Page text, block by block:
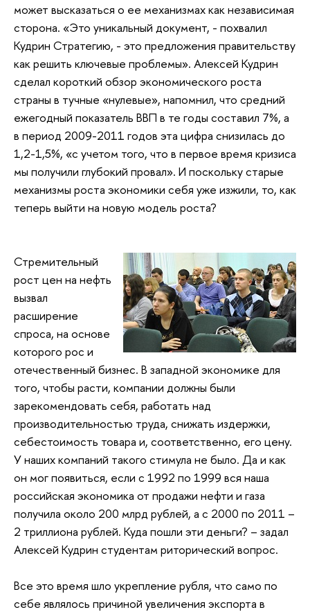
может высказаться о ее механизмах как независимая
сторона. «Это уникальный документ, - похвалил
Кудрин Стратегию, - это предложения правительству
как решить ключевые проблемы». Алексей Кудрин
сделал короткий обзор экономического роста
страны в тучные «нулевые», напомнил, что средний
ежегодный показатель ВВП в те годы составил 7%, а
в период 2009-2011 годов эта цифра снизилась до
1,2-1,5%, «с учетом того, что в первое время кризиса
мы получили глубокий провал». И поскольку старые
механизмы роста экономики себя уже изжили, то, как
теперь выйти на новую модель роста?
Стремительный
рост цен на нефть
вызвал
расширение
спроса, на основе
которого рос и
отечественный бизнес. В западной экономике для
того, чтобы расти, компании должны были
зарекомендовать себя, работать над
производительностью труда, снижать издержки,
себестоимость товара и, соответственно, его цену.
У наших компаний такого стимула не было. Да и как
он мог появиться, если с 1992 по 1999 вся наша
российская экономика от продажи нефти и газа
получила около 200 млрд рублей, а с 2000 по 2011 –
2 триллиона рублей. Куда пошли эти деньги? – задал
Алексей Кудрин студентам риторический вопрос.
Все это время шло укрепление рубля, что само по
себе являлось причиной увеличения экспорта в